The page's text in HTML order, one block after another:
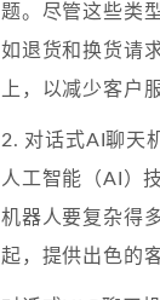
题。尽管这些类
如退货和换货请
上，以减少客户
2. 对话式AI聊天
人工智能（AI）
机器人要复杂得
起，提供出色的